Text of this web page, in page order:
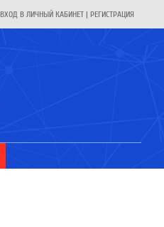
ВХОД В ЛИЧНЫЙ КАБИНЕТ | РЕГИСТРАЦИЯ